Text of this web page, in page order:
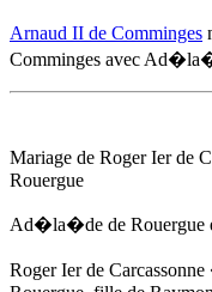
Arnaud II de Comminges
Comminges avec
Mariage de Roger Ier de
Rouergue
Ad�la�de de Rouergue
Roger Ier de